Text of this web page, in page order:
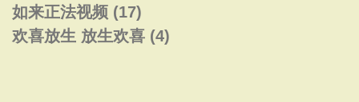
如来正法视频 (17)
欢喜放生 放生欢喜 (4)